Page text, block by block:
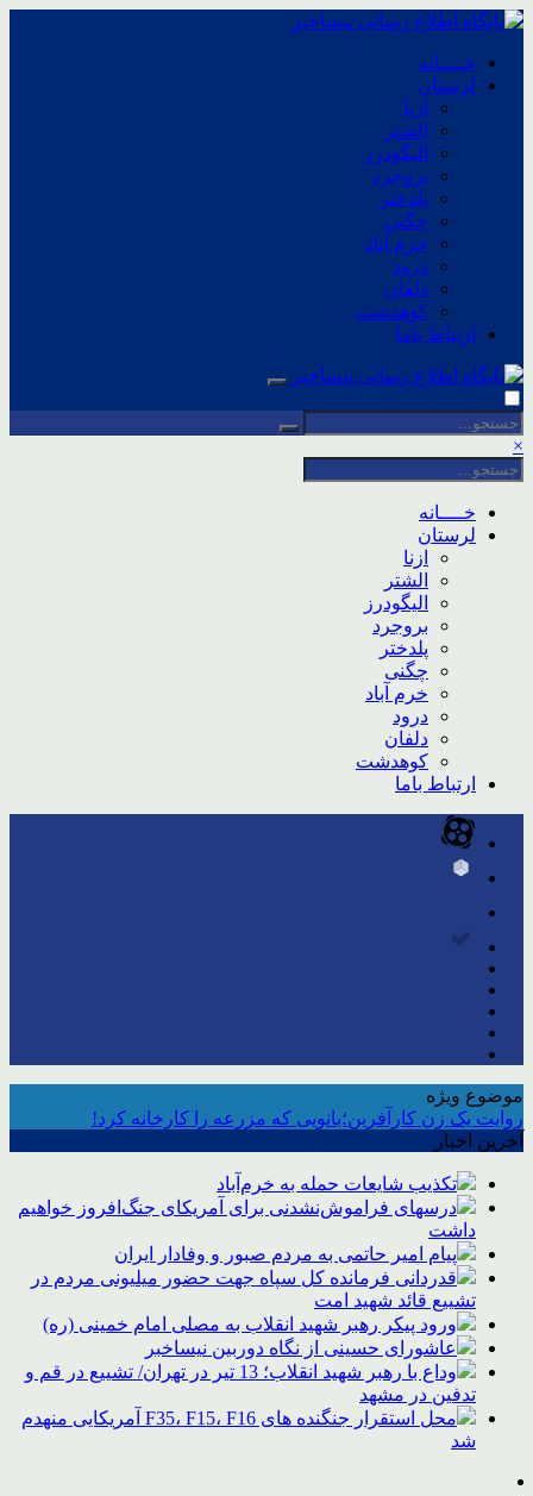
خــــانه
لرستان
ازنا
الشتر
الیگودرز
بروجرد
پلدختر
چگنی
خرم آباد
درود
دلفان
کوهدشت
ارتباط باما
×
خــــانه
لرستان
ازنا
الشتر
الیگودرز
بروجرد
پلدختر
چگنی
خرم آباد
درود
دلفان
کوهدشت
ارتباط باما
موضوع ویژه
روایت یک زن کارآفرین؛بانویی که مزرعه را کارخانه کرد!
آخرین اخبار
تکذیب شایعات حمله به خرم‌آباد
درسهای فراموش‌نشدنی برای آمریکای جنگ‌افروز خواهیم
داشت
پیام امیر حاتمی به مردم صبور و وفادار ایران
قدردانی فرمانده کل سپاه جهت حضور میلیونی مردم در
تشییع قائد شهید امت
ورود پیکر رهبر شهید انقلاب به مصلی امام خمینی (ره)
عاشورای حسینی از نگاه دوربین نیساخبر
وداع با رهبر شهید انقلاب؛ 13 تیر در تهران/ تشییع در قم و
تدفین در مشهد
محل استقرار جنگنده های F35، F15، F16 آمریکایی منهدم
شد